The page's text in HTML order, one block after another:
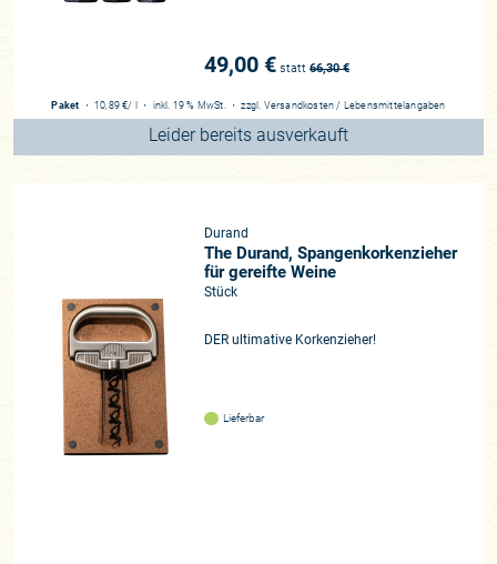
49,00 € statt 66,30€
Paket ・ 10,89 €/ l ・ inkl. 19 % MwSt.・zzgl. Versandkosten / Lebensmittelangaben
Leider bereits ausverkauft
Durand
The Durand, Spangenkorkenzieher
für gereifte Weine
Stück
DER ultimative Korkenzieher!
Lieferbar